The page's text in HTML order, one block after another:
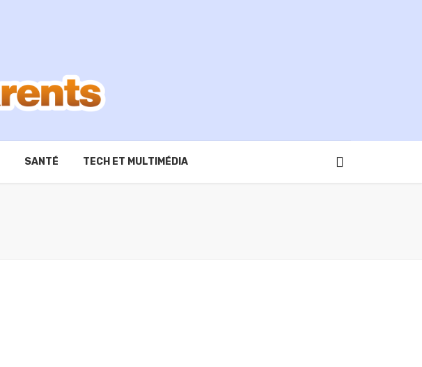
SANTÉ TECH ET MULTIMÉDIA